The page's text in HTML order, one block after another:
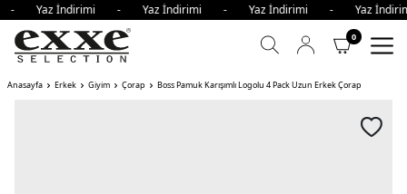
- Yaz İndirimi - Yaz İndirimi - Yaz İndirimi - Yaz
0
Anasayfa Erkek Giyim Çorap Boss Pamuk Karışımlı Logolu 4 Pack Uzun Erkek Çorap